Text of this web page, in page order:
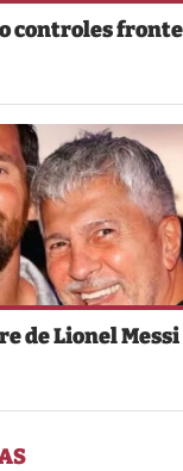
controles
de Lionel Messi